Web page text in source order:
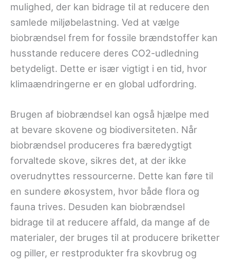
mulighed, der kan bidrage til at reducere den
samlede miljøbelastning. Ved at vælge
biobrændsel frem for fossile brændstoffer kan
husstande reducere deres CO2-udledning
betydeligt. Dette er især vigtigt i en tid, hvor
klimaændringerne er en global udfordring.
Brugen af biobrændsel kan også hjælpe med
at bevare skovene og biodiversiteten. Når
biobrændsel produceres fra bæredygtigt
forvaltede skove, sikres det, at der ikke
overudnyttes ressourcerne. Dette kan føre til
en sundere økosystem, hvor både flora og
fauna trives. Desuden kan biobrændsel
bidrage til at reducere affald, da mange af de
materialer, der bruges til at producere briketter
og piller, er restprodukter fra skovbrug og